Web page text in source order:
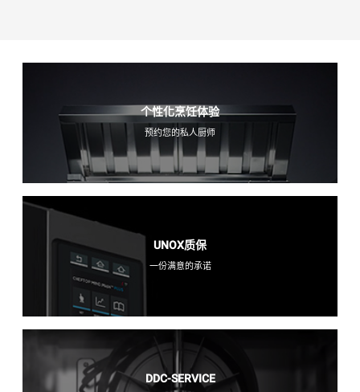
个性化烹饪体验
预约您的私人厨师
UNOX质保
一份满意的承诺
DDC-SERVICE